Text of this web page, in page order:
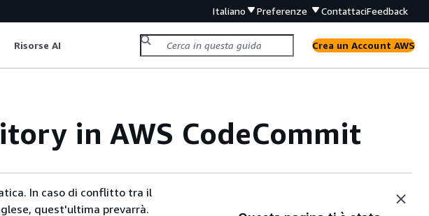
Italiano Preferenze ContattaciFeedback
Risorse AI Crea un Account AWS
in AWS CodeCommit
In caso di conflitto tra il
quest'ultima prevarrà.